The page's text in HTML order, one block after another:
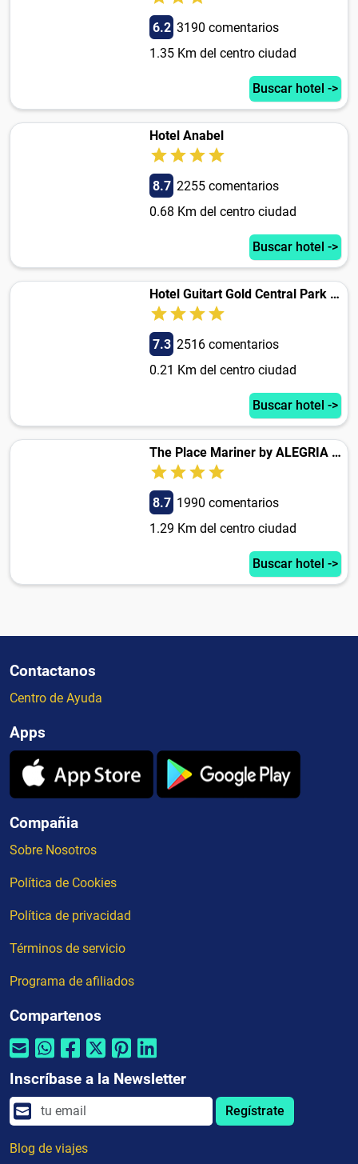
6.2 3190 comentarios
1.35 Km del centro ciudad
Buscar hotel ->
Hotel Anabel
8.7 2255 comentarios
0.68 Km del centro ciudad
Buscar hotel ->
Hotel Guitart Gold Central Park Aqua Resort
7.3 2516 comentarios
0.21 Km del centro ciudad
Buscar hotel ->
The Place Mariner by ALEGRIA Adults Only
8.7 1990 comentarios
1.29 Km del centro ciudad
Buscar hotel ->
Contactanos
Centro de Ayuda
Apps
Compañia
Sobre Nosotros
Política de Cookies
Política de privacidad
Términos de servicio
Programa de afiliados
Compartenos
Inscríbase a la Newsletter
Regístrate
Blog de viajes